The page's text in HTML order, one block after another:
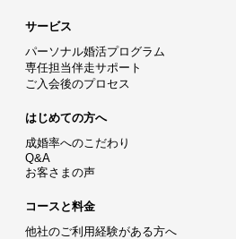
サービス
パーソナル婚活プログラム
専任担当伴走サポート
ご入会後のプロセス
はじめての方へ
成婚率へのこだわり
Q&A
お客さまの声
コースと料金
他社のご利用経験がある方へ